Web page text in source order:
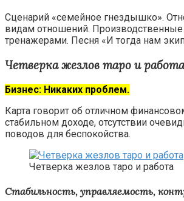
Сценарий «семейное гнездышко».
видам отношений. Производственные
тренажерами. Песня «И тогда нам
Четверка жезлов таро и работа
Бизнес: Никаких проблем.
Карта говорит об отличном
стабильном доходе, отсутствии
поводов для беспокойства.
Четверка жезлов таро и работа
Стабильность, управляемость,